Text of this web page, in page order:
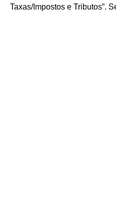
Taxas/Impostos e Tributos”.